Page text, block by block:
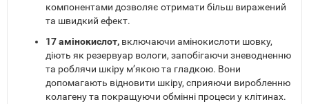
компонентами дозволяє отримати більш виражений
та швидкий ефект.
17 амінокислот, включаючи амінокислоти шовку,
діють як резервуар вологи, запобігаючи зневодненню
та роблячи шкіру м’якою та гладкою. Вони
допомагають відновити шкіру, сприяючи виробленню
колагену та покращуючи обмінні процеси у клітинах.